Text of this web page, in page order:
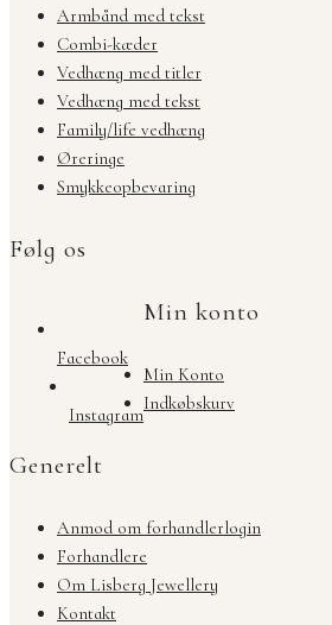
Armbånd med tekst
Combi-kæder
Vedhæng med titler
Vedhæng med tekst
Family/life vedhæng
Øreringe
Smykkeopbevaring
Følg os
Facebook
Instagram
Min konto
Min Konto
Indkøbskurv
Generelt
Anmod om forhandlerlogin
Forhandlere
Om Lisberg Jewellery
Kontakt